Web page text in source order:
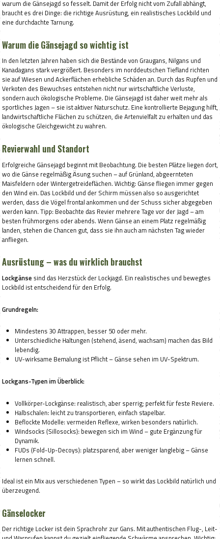
warum die Gänsejagd so fesselt. Damit der Erfolg nicht vom Zufall abhängt,
braucht es drei Dinge: die richtige Ausrüstung, ein realistisches Lockbild und
eine durchdachte Tarnung.
Warum die Gänsejagd so wichtig ist
In den letzten Jahren haben sich die Bestände von Graugans, Nilgans und
Kanadagans stark vergrößert. Besonders im norddeutschen Tiefland richten
sie auf Wiesen und Ackerflächen erhebliche Schäden an. Durch das Rupfen und
Verkoten des Bewuchses entstehen nicht nur wirtschaftliche Verluste,
sondern auch ökologische Probleme. Die Gänsejagd ist daher weit mehr als
sportliches Jagen – sie ist aktiver Naturschutz. Eine kontrollierte Bejagung hilft,
landwirtschaftliche Flächen zu schützen, die Artenvielfalt zu erhalten und das
ökologische Gleichgewicht zu wahren.
Revierwahl und Standort
Erfolgreiche Gänsejagd beginnt mit Beobachtung. Die besten Plätze liegen dort,
wo die Gänse regelmäßig Äsung suchen – auf Grünland, abgeernteten
Maisfeldern oder Wintergetreideflächen. Wichtig: Gänse fliegen immer gegen
den Wind ein. Das Lockbild und der Schirm müssen also so ausgerichtet
werden, dass die Vögel frontal ankommen und der Schuss sicher abgegeben
werden kann. Tipp: Beobachte das Revier mehrere Tage vor der Jagd – am
besten frühmorgens oder abends. Wenn Gänse an einem Platz regelmäßig
landen, stehen die Chancen gut, dass sie ihn auch am nächsten Tag wieder
anfliegen.
Ausrüstung – was du wirklich brauchst
Lockgänse sind das Herzstück der Lockjagd. Ein realistisches und bewegtes
Lockbild ist entscheidend für den Erfolg.
Grundregeln:
Mindestens 30 Attrappen, besser 50 oder mehr.
Unterschiedliche Haltungen (stehend, äsend, wachsam) machen das Bild
lebendig.
UV-wirksame Bemalung ist Pflicht – Gänse sehen im UV-Spektrum.
Lockgans-Typen im Überblick:
Vollkörper-Lockgänse: realistisch, aber sperrig; perfekt für feste Reviere.
Halbschalen: leicht zu transportieren, einfach stapelbar.
Beflockte Modelle: vermeiden Reflexe, wirken besonders natürlich.
Windsocks (Sillosocks): bewegen sich im Wind – gute Ergänzung für
Dynamik.
FUDs (Fold-Up-Decoys): platzsparend, aber weniger langlebig – Gänse
lernen schnell.
Ideal ist ein Mix aus verschiedenen Typen – so wirkt das Lockbild natürlich und
überzeugend.
Gänselocker
Der richtige Locker ist dein Sprachrohr zur Gans. Mit authentischen Flug-, Leit-